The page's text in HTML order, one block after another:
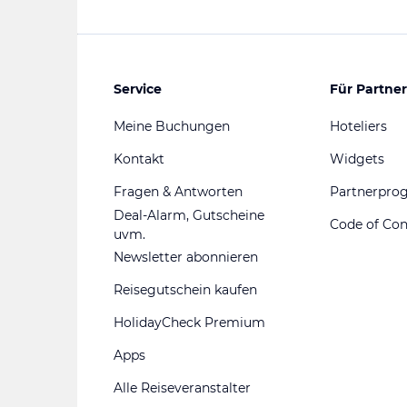
Service
Meine Buchungen
Kontakt
Fragen & Antworten
Deal-Alarm, Gutscheine
uvm.
Newsletter abonnieren
Reisegutschein kaufen
HolidayCheck Premium
Apps
Alle Reiseveranstalter
Für Partner
Hoteliers
Widgets
Code of